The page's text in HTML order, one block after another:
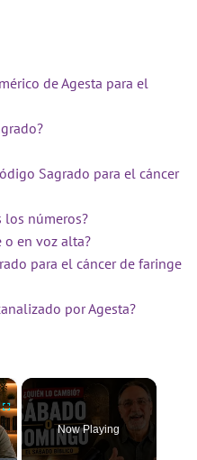
de Agesta para el
Sagrado para el cáncer
los números?
o en voz alta?
para el cáncer de faringe
por Agesta?
×
Now Playing